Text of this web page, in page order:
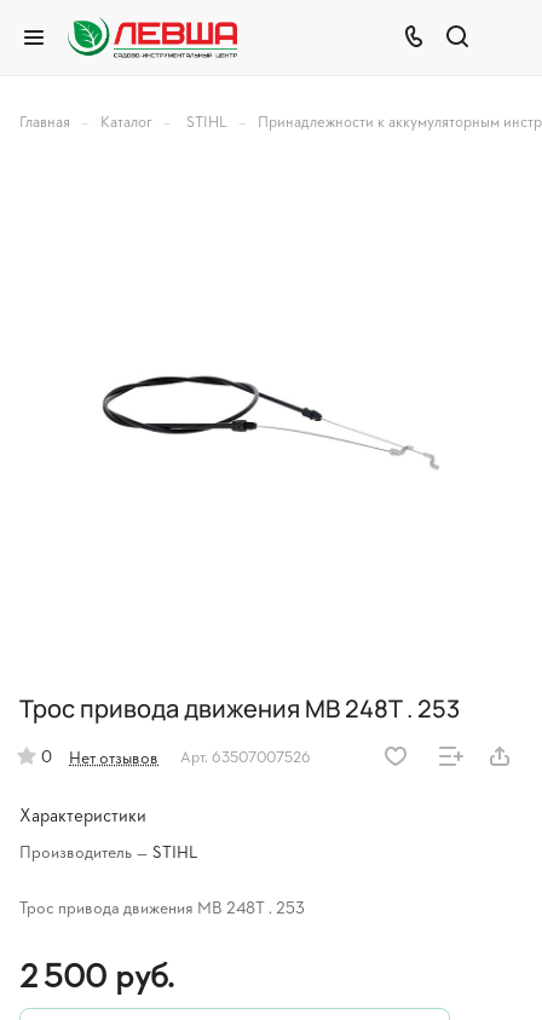
Главная – Каталог – STIHL – Принадлежности к аккумуляторным
Трос привода движения MB 248T . 253
0 Нет отзывов Арт. 63507007526
Характеристики
Производитель — STIHL
Трос привода движения MB 248T . 253
2 500 руб.